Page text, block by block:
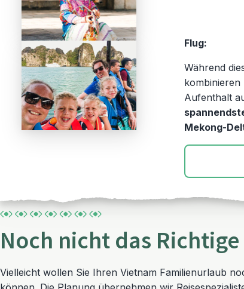
Flug:
Während
kombinieren
Aufenthalt
Mekong-
Noch nicht das
Vielleicht wollen Sie Ihren Vietnam Familienurlaub